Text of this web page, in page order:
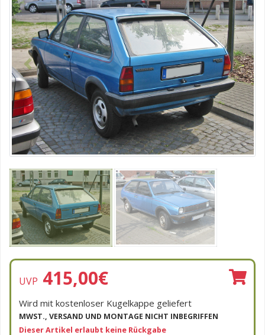
Vorhergehend
UVP 415,00€
Wird mit kostenloser Kugelkappe geliefert
MWST., VERSAND UND MONTAGE NICHT INBEGRIFFEN
Dieser Artikel erlaubt keine Rückgabe